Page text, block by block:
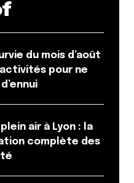
commentaire.
!
du mois d’août
activités pour ne
air à Lyon : la
complète des